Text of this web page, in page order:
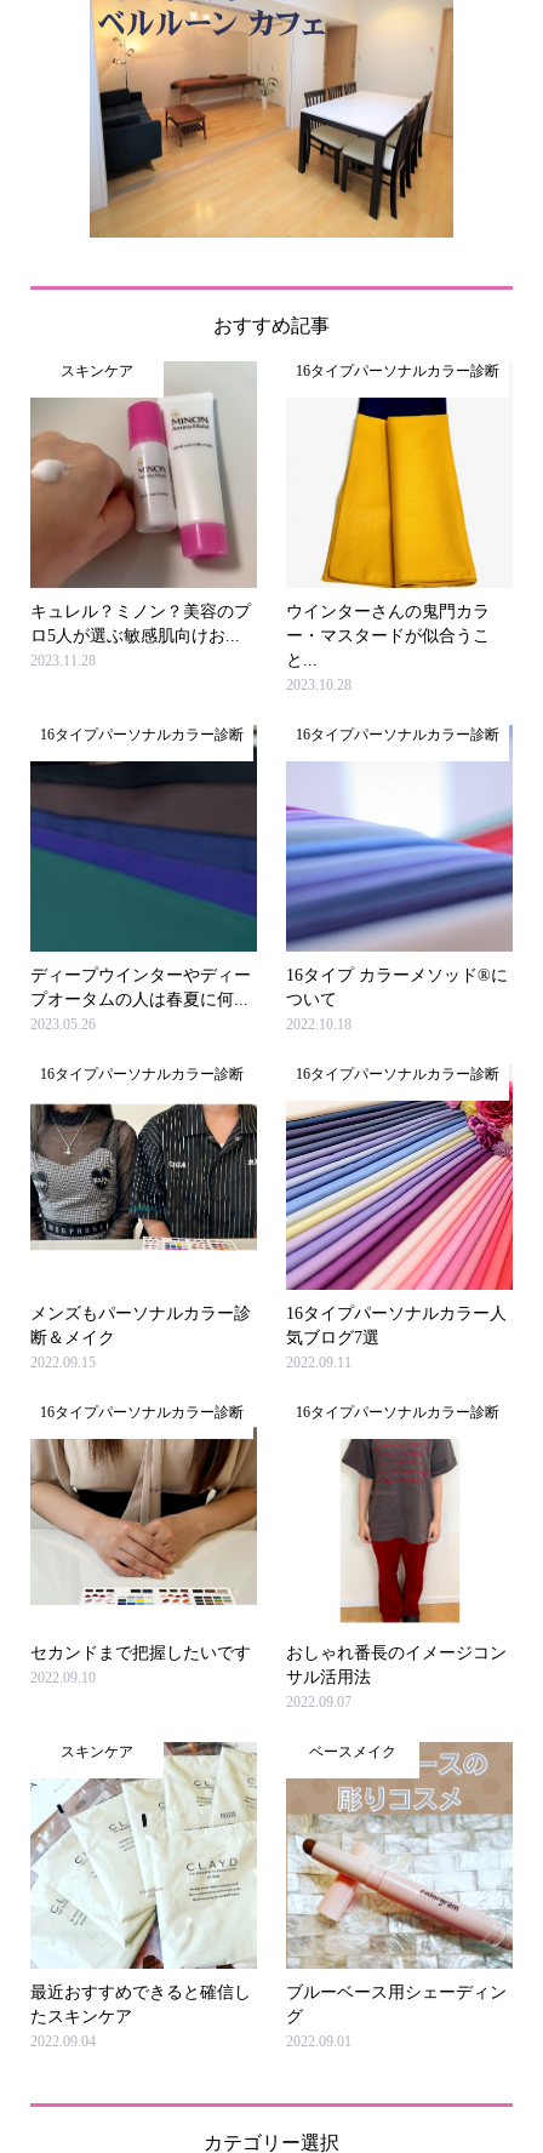
おすすめ記事
スキンケア
キュレル？ミノン？美容のプ
ロ5人が選ぶ敏感肌向けお...
2023.11.28
16タイプパーソナルカラー診断
ウインターさんの鬼門カラ
ー・マスタードが似合うこ
と...
2023.10.28
16タイプパーソナルカラー診断
ディープウインターやディー
プオータムの人は春夏に何...
2023.05.26
16タイプパーソナルカラー診断
16タイプ カラーメソッド®に
ついて
2022.10.18
16タイプパーソナルカラー診断
メンズもパーソナルカラー診
断＆メイク
2022.09.15
16タイプパーソナルカラー診断
16タイプパーソナルカラー人
気ブログ7選
2022.09.11
16タイプパーソナルカラー診断
セカンドまで把握したいです
2022.09.10
16タイプパーソナルカラー診断
おしゃれ番長のイメージコン
サル活用法
2022.09.07
スキンケア
最近おすすめできると確信し
たスキンケア
2022.09.04
ベースメイク
ブルーベース用シェーディン
グ
2022.09.01
カテゴリー選択